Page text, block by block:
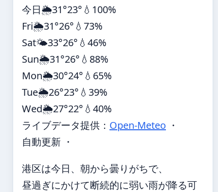
今日🌦️31°23° 💧100%
Fri🌦️31°26° 💧73%
Sat🌤️33°26° 💧46%
Sun🌦️31°26° 💧88%
Mon🌦️30°24° 💧65%
Tue🌦️26°23° 💧39%
Wed🌦️27°22° 💧40%
ライブデータ提供： Open-Meteo ・
自動更新 ・
港区は今日、朝から曇りがちで、
昼過ぎにかけて断続的に弱い雨が降る可